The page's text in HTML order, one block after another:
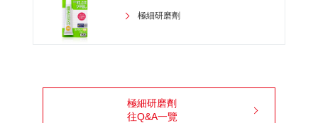
極細研磨劑
極細研磨劑
往Q&A一覽